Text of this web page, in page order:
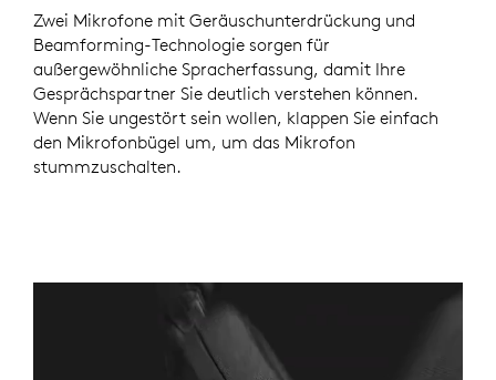
Zwei Mikrofone mit Geräuschunterdrückung und
Beamforming-Technologie sorgen für
außergewöhnliche Spracherfassung, damit Ihre
Gesprächspartner Sie deutlich verstehen können.
Wenn Sie ungestört sein wollen, klappen Sie einfach
den Mikrofonbügel um, um das Mikrofon
stummzuschalten.